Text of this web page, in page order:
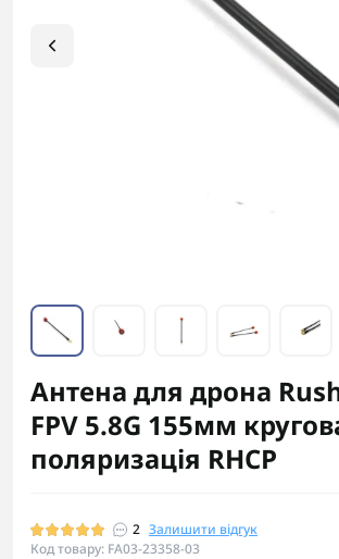
Антена для дрона
FPV 5.8G 155мм
поляризація RHCP
2 Залишити відгук
Код товару: FA03-23358-03